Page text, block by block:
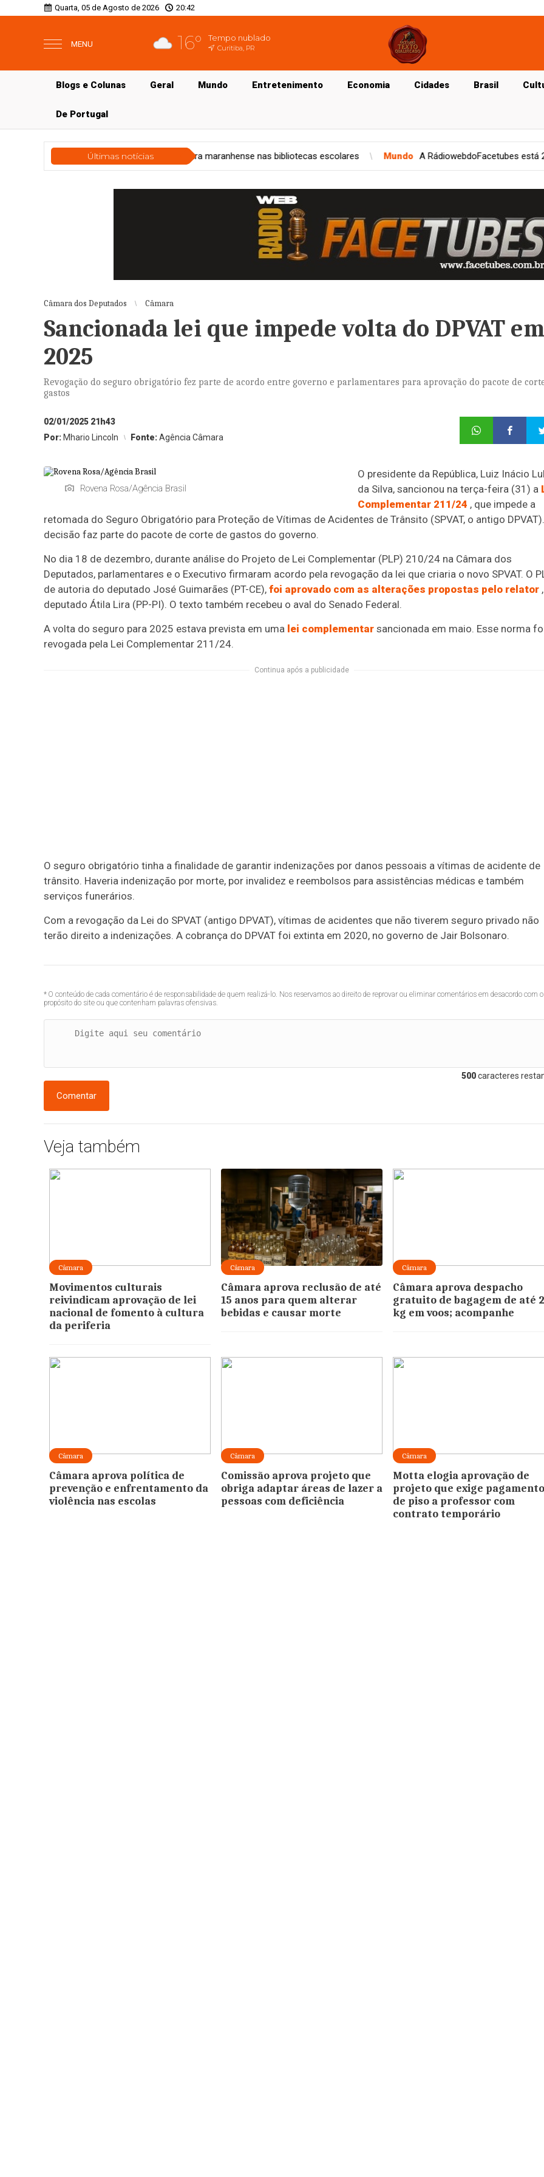
Quarta, 05 de Agosto de 2026 20:42
MENU 16° Tempo nublado
Curitiba, PR
Blogs e Colunas Geral Mundo Entretenimento Economia Cidades Brasil
De Portugal
Últimas notícias
da literatura maranhense nas bibliotecas escolares Mundo A RádiowebdoFacetubes está 24 horas no ar.
Câmara dos Deputados Câmara
Sancionada lei que impede volta do DPVAT em
2025
Revogação do seguro obrigatório fez parte de acordo entre governo e parlamentares para aprovação do pacote de
gastos
02/01/2025 21h43
Por: Mhario Lincoln Fonte:Agência Câmara
Rovena Rosa/Agência Brasil
O presidente da República, Luiz Inácio
da Silva, sancionou na terça-feira (31) a
Complementar 211/24 , que impede a
retomada do Seguro Obrigatório para Proteção de Vítimas de Acidentes de Trânsito (SPVAT, o antigo
decisão faz parte do pacote de corte de gastos do governo.
No dia 18 de dezembro, durante análise do Projeto de Lei Complementar (PLP) 210/24 na Câmara dos
Deputados, parlamentares e o Executivo firmaram acordo pela revogação da lei que criaria o novo SPVAT. O
de autoria do deputado José Guimarães (PT-CE), foi aprovado com as alterações propostas pelo relator ,
deputado Átila Lira (PP-PI). O texto também recebeu o aval do Senado Federal.
A volta do seguro para 2025 estava prevista em uma lei complementar sancionada em maio. Esse norma
revogada pela Lei Complementar 211/24.
Continua após a publicidade
O seguro obrigatório tinha a finalidade de garantir indenizações por danos pessoais a vítimas de acidente de
trânsito. Haveria indenização por morte, por invalidez e reembolsos para assistências médicas e também
serviços funerários.
Com a revogação da Lei do SPVAT (antigo DPVAT), vítimas de acidentes que não tiverem seguro privado não
terão direito a indenizações. A cobrança do DPVAT foi extinta em 2020, no governo de Jair Bolsonaro.
* O conteúdo de cada comentário é de responsabilidade de quem realizá-lo. Nos reservamos ao direito de reprovar ou eliminar comentários em desacordo com o
propósito do site ou que contenham palavras ofensivas.
500caracteres
Comentar
Veja também
Câmara
Movimentos culturais
reivindicam aprovação de lei
nacional de fomento à cultura
da periferia
Câmara
Câmara aprova reclusão de até
15 anos para quem alterar
bebidas e causar morte
Câmara
Câmara aprova despacho
gratuito de bagagem de até
kg em voos; acompanhe
Câmara
Câmara aprova política de
prevenção e enfrentamento da
violência nas escolas
Câmara
Comissão aprova projeto que
obriga adaptar áreas de lazer a
pessoas com deficiência
Câmara
Motta elogia aprovação de
projeto que exige
de piso a professor com
contrato temporário